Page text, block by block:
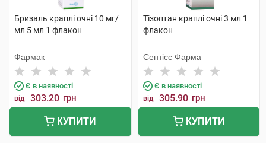
Бризаль краплі очні 10 мг/
мл 5 мл 1 флакон
Фармак
Є в наявності
від 303.20 грн
КУПИТИ
Тізоптан краплі очні 3 мл 1
флакон
Сентісс Фарма
Є в наявності
від 305.90 грн
КУПИТИ